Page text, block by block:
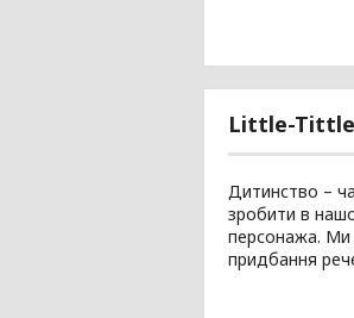
Little-Tittle
Дитинство –
зробити в
персонажа. Ми
придбання